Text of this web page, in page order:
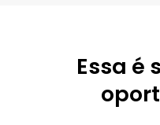
Essa é